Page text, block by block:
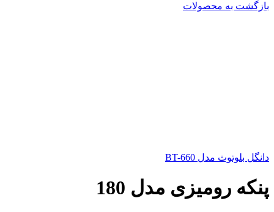
بازگشت به محصولات
دانگل بلوتوث مدل BT-660
پنکه رومیزی مدل 180